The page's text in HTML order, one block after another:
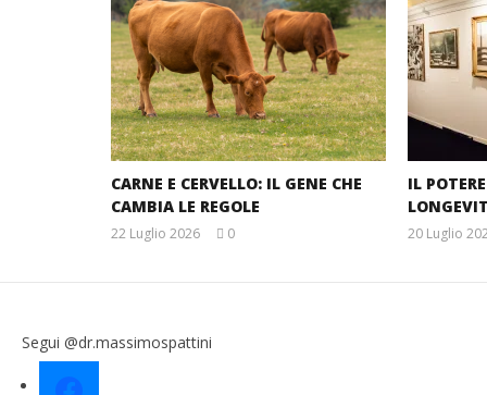
CARNE E CERVELLO: IL GENE CHE
CAMBIA LE REGOLE
22 Luglio 2026
0
IL
20 Luglio
Segui @dr.massimospattini
facebook